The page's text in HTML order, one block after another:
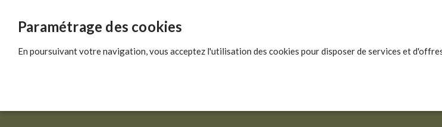
Paramétrage des cookies
En poursuivant votre navigation, vous acceptez l'utilisation des cookies pour disposer de services et